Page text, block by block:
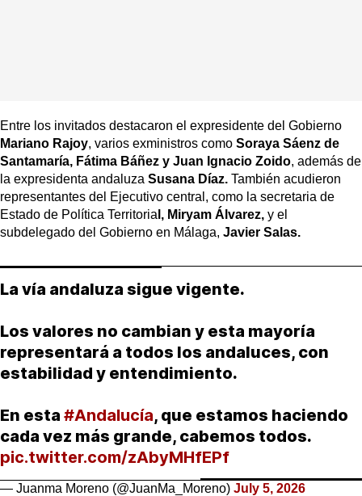
Entre los invitados destacaron el expresidente del Gobierno
Mariano Rajoy, varios exministros como Soraya Sáenz de
Santamaría, Fátima Báñez y Juan Ignacio Zoido, además de
la expresidenta andaluza Susana Díaz. También acudieron
representantes del Ejecutivo central, como la secretaria de
Estado de Política Territoria l, Miryam Álvarez, y el
subdelegado del Gobierno en Málaga, Javier Salas.
La vía andaluza sigue vigente.
Los valores no cambian y esta mayoría
representará a todos los andaluces, con
estabilidad y entendimiento.
En esta #Andalucía, que estamos haciendo
cada vez más grande, cabemos todos.
pic.twitter.com/zAbyMHfEPf
— Juanma Moreno (@JuanMa_Moreno) July 5, 2026